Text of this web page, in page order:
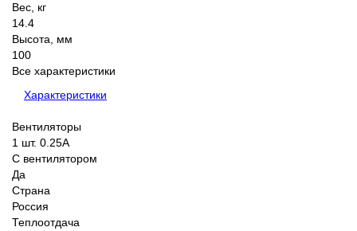
Вес, кг
14.4
Высота, мм
100
Все характеристики
Характеристики
Вентиляторы
1 шт. 0.25А
С вентилятором
Да
Страна
Россия
Теплоотдача